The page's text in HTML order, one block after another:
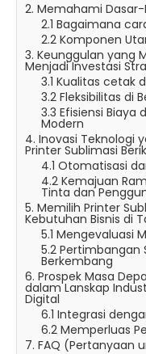
2. Memahami
2.1 Bagaimana
2.2 Komponen
3. Keunggulan yang
Menjadi Investasi
3.1 Kualitas cetak
3.2 Fleksibilitas di
3.3 Efisiensi Biaya
Modern
4. Inovasi Teknologi
Printer Sublimasi
4.1 Otomatisasi
4.2 Kemajuan
Tinta dan
5. Memilih Printer
Kebutuhan Bisnis di
5.1 Mengevaluasi
5.2 Pertimbangan
Berkembang
6. Prospek Masa
dalam Lanskap
Digital
6.1 Integrasi
6.2 Memperluas
7. FAQ (Pertanyaan